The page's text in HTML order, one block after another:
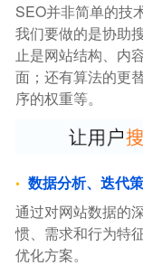
SEO并非简单的技
我们要做的是协助
止是网站结构、内
面；还有算法的更
序的权重等。
数据分析、迭代
通过对网站数据的
惯、需求和行为特
优化方案。